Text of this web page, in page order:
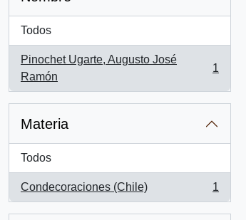
Todos
Pinochet Ugarte, Augusto José
Ramón
, 1 resultados
1
Materia
Todos
Condecoraciones (Chile)
, 1 resultados
1